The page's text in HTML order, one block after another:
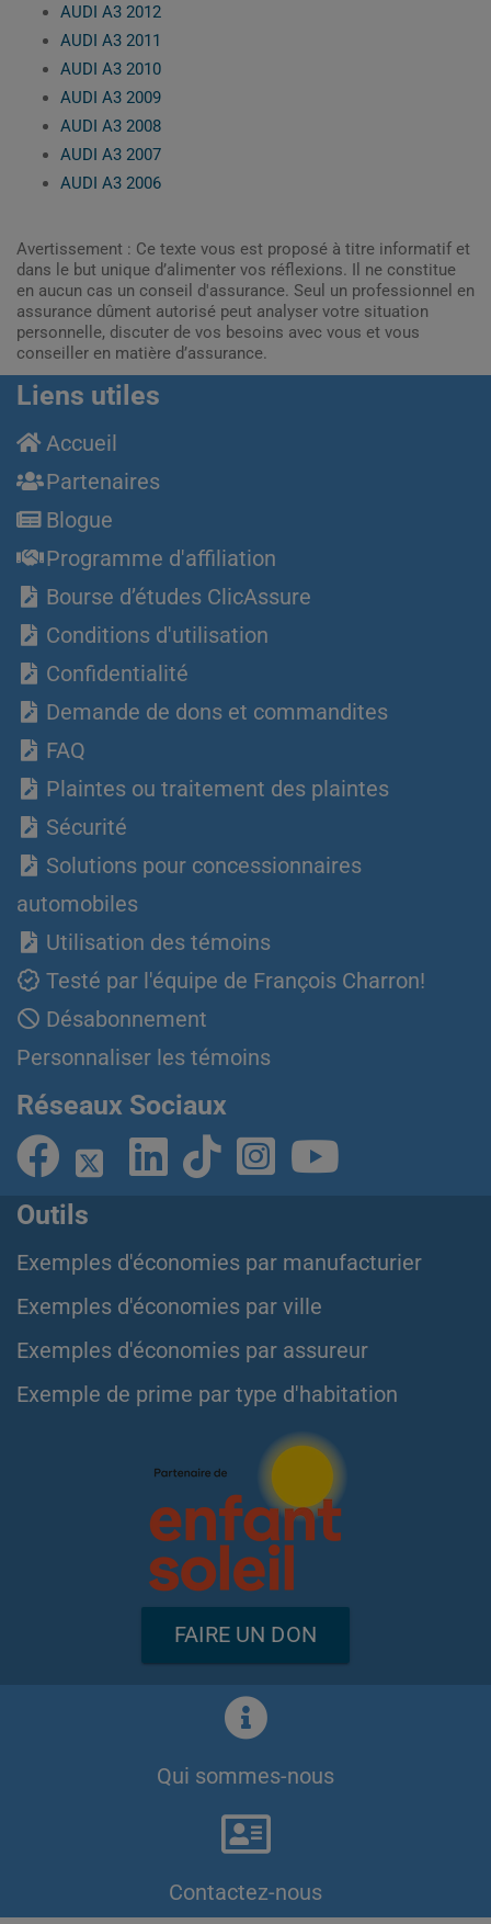
AUDI A3 2012
AUDI A3 2011
AUDI A3 2010
AUDI A3 2009
AUDI A3 2008
AUDI A3 2007
AUDI A3 2006
Avertissement : Ce texte vous est proposé à titre informatif et
dans le but unique d’alimenter vos réflexions. Il ne constitue
en aucun cas un conseil d'assurance. Seul un professionnel en
assurance dûment autorisé peut analyser votre situation
personnelle, discuter de vos besoins avec vous et vous
conseiller en matière d’assurance.
Liens utiles
Accueil
Partenaires
Blogue
Programme d'affiliation
Bourse d’études ClicAssure
Conditions d'utilisation
Confidentialité
Demande de dons et commandites
FAQ
Plaintes ou traitement des plaintes
Sécurité
Solutions pour concessionnaires
automobiles
Utilisation des témoins
Testé par l'équipe de François Charron!
Désabonnement
Personnaliser les témoins
Réseaux Sociaux
Outils
Exemples d'économies par manufacturier
Exemples d'économies par ville
Exemples d'économies par assureur
Exemple de prime par type d'habitation
FAIRE UN DON
Qui sommes-nous
Contactez-nous